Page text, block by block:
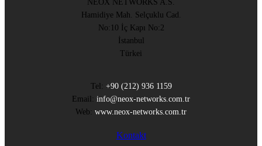
NEOX NETWORKS A.S.
Hamidiye Mah. Selçuklu Cad.
No:10 İç Kapı No:2
İstanbul
Türkei
Tel: +90 (212) 936 1159
Email: info@neox-networks.com.tr
Web: www.neox-networks.com.tr
Kontakt